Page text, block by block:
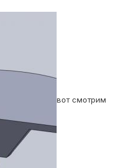
вот смотрим